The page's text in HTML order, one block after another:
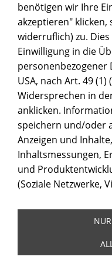
benötigen wir Ihre
akzeptieren" klicken,
widerruflich) zu.
Einwilligung in die
personenbezogener
USA, nach Art. 49 (1)
Widersprechen in
anklicken.
speichern und/oder
Anzeigen und
Inhaltsmessungen,
und
(Soziale Netzwerke,